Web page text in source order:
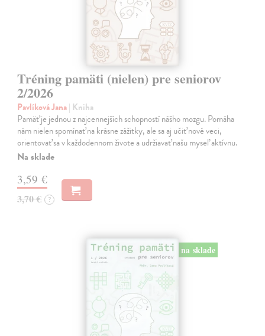
Tréning pamäti (nielen) pre seniorov
2/2026
Pavlíková Jana| Kniha
Pamäť je jednou z najcennejších schopností nášho mozgu. Pomáha
nám nielen spomínať na krásne zážitky, ale sa aj učiť nové veci,
orientovať sa v každodennom živote a udržiavať našu myseľ aktívnu.
Na sklade
3,59 €
3,70 € ?
na sklade